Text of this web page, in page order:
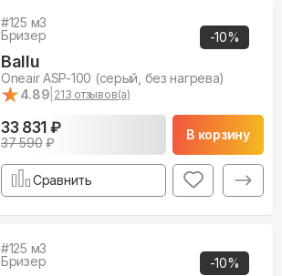
-10%
#125 м3
Бризер
Ballu
Oneair ASP-100 (серый, без нагрева)
★
★4.89 213 отзывов(а)
33 831 ₽
37 590₽
В корзину
Сравнить
-10%
#125 м3
Бризер